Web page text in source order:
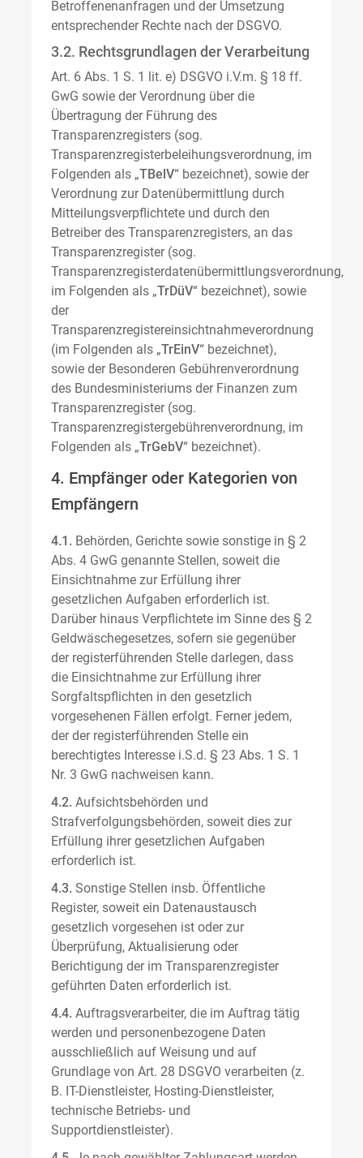
Betroffenenanfragen und der Umsetzung
entsprechender Rechte nach der DSGVO.
3.2. Rechtsgrundlagen der Verarbeitung
Art. 6 Abs. 1 S. 1 lit. e) DSGVO i.V.m. § 18 ff.
GwG sowie der Verordnung über die
Übertragung der Führung des
Transparenzregisters (sog.
Transparenzregisterbeleihungsverordnung, im
Folgenden als „TBelV“ bezeichnet), sowie der
Verordnung zur Datenübermittlung durch
Mitteilungsverpflichtete und durch den
Betreiber des Transparenzregisters, an das
Transparenzregister (sog.
Transparenzregisterdatenübermittlungsverordnung,
im Folgenden als „TrDüV“ bezeichnet), sowie
der
Transparenzregistereinsichtnahmeverordnung
(im Folgenden als „TrEinV“ bezeichnet),
sowie der Besonderen Gebührenverordnung
des Bundesministeriums der Finanzen zum
Transparenzregister (sog.
Transparenzregistergebührenverordnung, im
Folgenden als „TrGebV“ bezeichnet).
4. Empfänger oder Kategorien von
Empfängern
4.1. Behörden, Gerichte sowie sonstige in § 2
Abs. 4 GwG genannte Stellen, soweit die
Einsichtnahme zur Erfüllung ihrer
gesetzlichen Aufgaben erforderlich ist.
Darüber hinaus Verpflichtete im Sinne des § 2
Geldwäschegesetzes, sofern sie gegenüber
der registerführenden Stelle darlegen, dass
die Einsichtnahme zur Erfüllung ihrer
Sorgfaltspflichten in den gesetzlich
vorgesehenen Fällen erfolgt. Ferner jedem,
der der registerführenden Stelle ein
berechtigtes Interesse i.S.d. § 23 Abs. 1 S. 1
Nr. 3 GwG nachweisen kann.
4.2. Aufsichtsbehörden und
Strafverfolgungsbehörden, soweit dies zur
Erfüllung ihrer gesetzlichen Aufgaben
erforderlich ist.
4.3. Sonstige Stellen insb. Öffentliche
Register, soweit ein Datenaustausch
gesetzlich vorgesehen ist oder zur
Überprüfung, Aktualisierung oder
Berichtigung der im Transparenzregister
geführten Daten erforderlich ist.
4.4. Auftragsverarbeiter, die im Auftrag tätig
werden und personenbezogene Daten
ausschließlich auf Weisung und auf
Grundlage von Art. 28 DSGVO verarbeiten (z.
B. IT-Dienstleister, Hosting-Dienstleister,
technische Betriebs- und
Supportdienstleister).